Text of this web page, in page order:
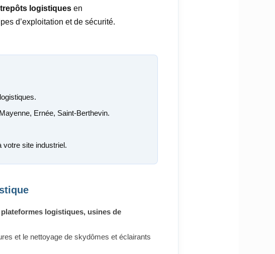
logistiques en
d’exploitation et de sécurité.
Ernée, Saint-Berthevin.
votre site industriel.
plateformes logistiques, usines de
et le nettoyage de skydômes et éclairants